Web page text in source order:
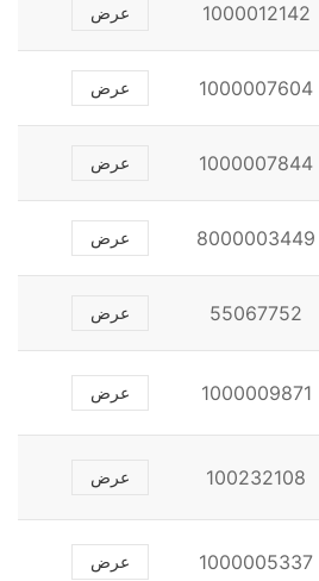
1000012142 عرض
1000007604 عرض
1000007844 عرض
8000003449 عرض
55067752 عرض
1000009871 عرض
100232108 عرض
1000005337 عرض